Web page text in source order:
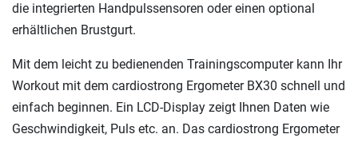
die integrierten Handpulssensoren oder einen optional
erhältlichen Brustgurt.
Mit dem leicht zu bedienenden Trainingscomputer kann Ihr
Workout mit dem cardiostrong Ergometer BX30 schnell und
einfach beginnen. Ein LCD-Display zeigt Ihnen Daten wie
Geschwindigkeit, Puls etc. an. Das cardiostrong Ergometer